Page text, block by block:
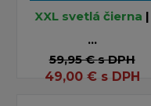
XXL svetlá čierna |
...
59,95 €s DPH
49,00€ s DPH